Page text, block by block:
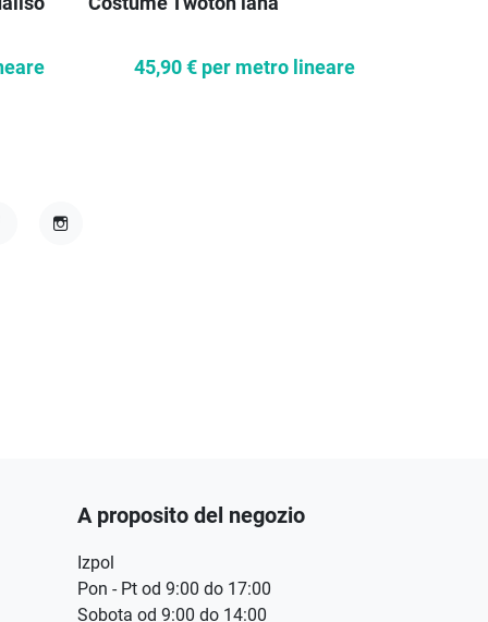
45,90 € per metro lineare
A proposito del negozio
Izpol
Pon - Pt od 9:00 do 17:00
Sobota od 9:00 do 14:00